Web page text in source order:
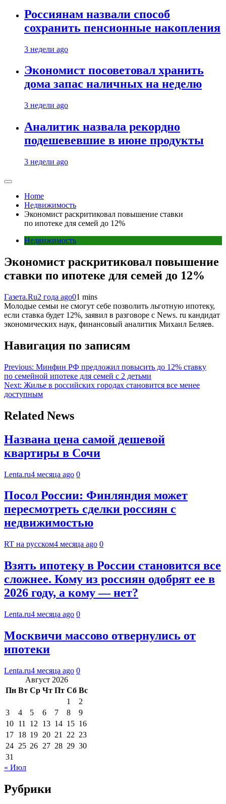
Россиянам назвали способ
сохранить пенсионные накопления
3 недели ago
Экономист посоветовал хранить
дома запас наличных на неделю
3 недели ago
Аналитик назвала рекордно
подешевевшие в июне продукты
3 недели ago
Home
Недвижимость
Экономист раскритиковал повышение ставки
по ипотеке для семей до 12%
Недвижимость
Экономист раскритиковал повышение
ставки по ипотеке для семей до 12%
Газета.Ru2 года ago01 mins
Молодые семьи не смогут себе позволить льготную ипотеку,
если ставка будет 12%, заявил в разговоре с News. ru кандидат
экономических наук, финансовый аналитик Михаил Беляев.
Навигация по записям
Previous: Минфин РФ предложил повысить до 12% ставку
по семейной ипотеке для семей с 2 детьми
Next: Жилье в российских городах становится все менее
доступным
Related News
Названа цена самой дешевой
квартиры в Сочи
Lenta.ru4 месяца ago 0
Посол России: Финляндия может
пересмотреть сделки россиян с
недвижимостью
RT на русском4 месяца ago 0
Взять ипотеку в России становится все
сложнее. Кому из россиян одобрят ее в
2026 году, а кому — нет?
Lenta.ru4 месяца ago 0
Москвичи массово отвернулись от
ипотеки
Lenta.ru4 месяца ago 0
Август 2026
Пн Вт Ср Чт Пт Сб Вс
1
2
3
4 5 6 7 8
9
10 11 12 13 14 15 16
17 18 19 20 21 22 23
24 25 26 27 28 29 30
31
« Июл
Рубрики